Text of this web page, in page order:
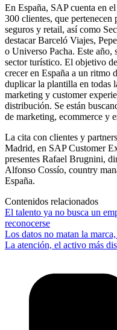
En España, SAP cuenta en
300 clientes, que pertenecen
seguros y retail, así como
destacar Barceló Viajes,
o Universo Pacha. Este año,
sector turístico. El objetivo
crecer en España a un ritmo
duplicar la plantilla en todas
marketing y customer
distribución. Se están
de marketing, ecommerce y
La cita con clientes y
Madrid, en SAP Customer
presentes Rafael Brugnini,
Alfonso Cossío, country
España.
Contenidos relacionados
El talento ya no busca un
reconocerse
Los datos no matan la
La atención, el activo más